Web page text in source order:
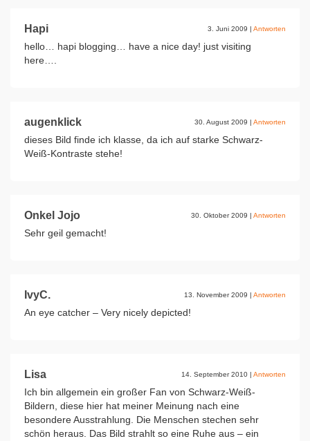
Hapi 3. Juni 2009 | Antworten
hello… hapi blogging… have a nice day! just visiting
here….
augenklick 30. August 2009 | Antworten
dieses Bild finde ich klasse, da ich auf starke Schwarz-
Weiß-Kontraste stehe!
Onkel Jojo 30. Oktober 2009 | Antworten
Sehr geil gemacht!
IvyC. 13. November 2009 | Antworten
An eye catcher – Very nicely depicted!
Lisa 14. September 2010 | Antworten
Ich bin allgemein ein großer Fan von Schwarz-Weiß-
Bildern, diese hier hat meiner Meinung nach eine
besondere Ausstrahlung. Die Menschen stechen sehr
schön heraus. Das Bild strahlt so eine Ruhe aus – ein